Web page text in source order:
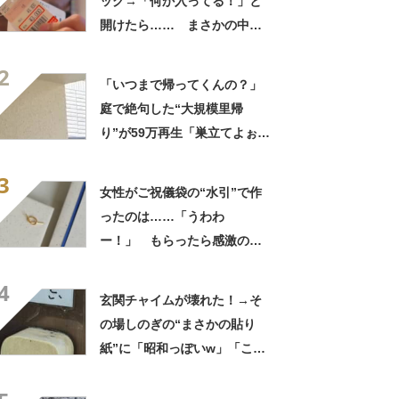
開けたら…… まさかの中身
「いつまで帰ってくんの？」
庭で絶句した“大規模里帰
り”が59万再生「巣立てよぉぉ
女性がご祝儀袋の“水引”で作
ったのは……「うわわ
ー！」 もらったら感激のデ
玄関チャイムが壊れた！→そ
の場しのぎの“まさかの貼り
紙”に「昭和っぽいw」「こん